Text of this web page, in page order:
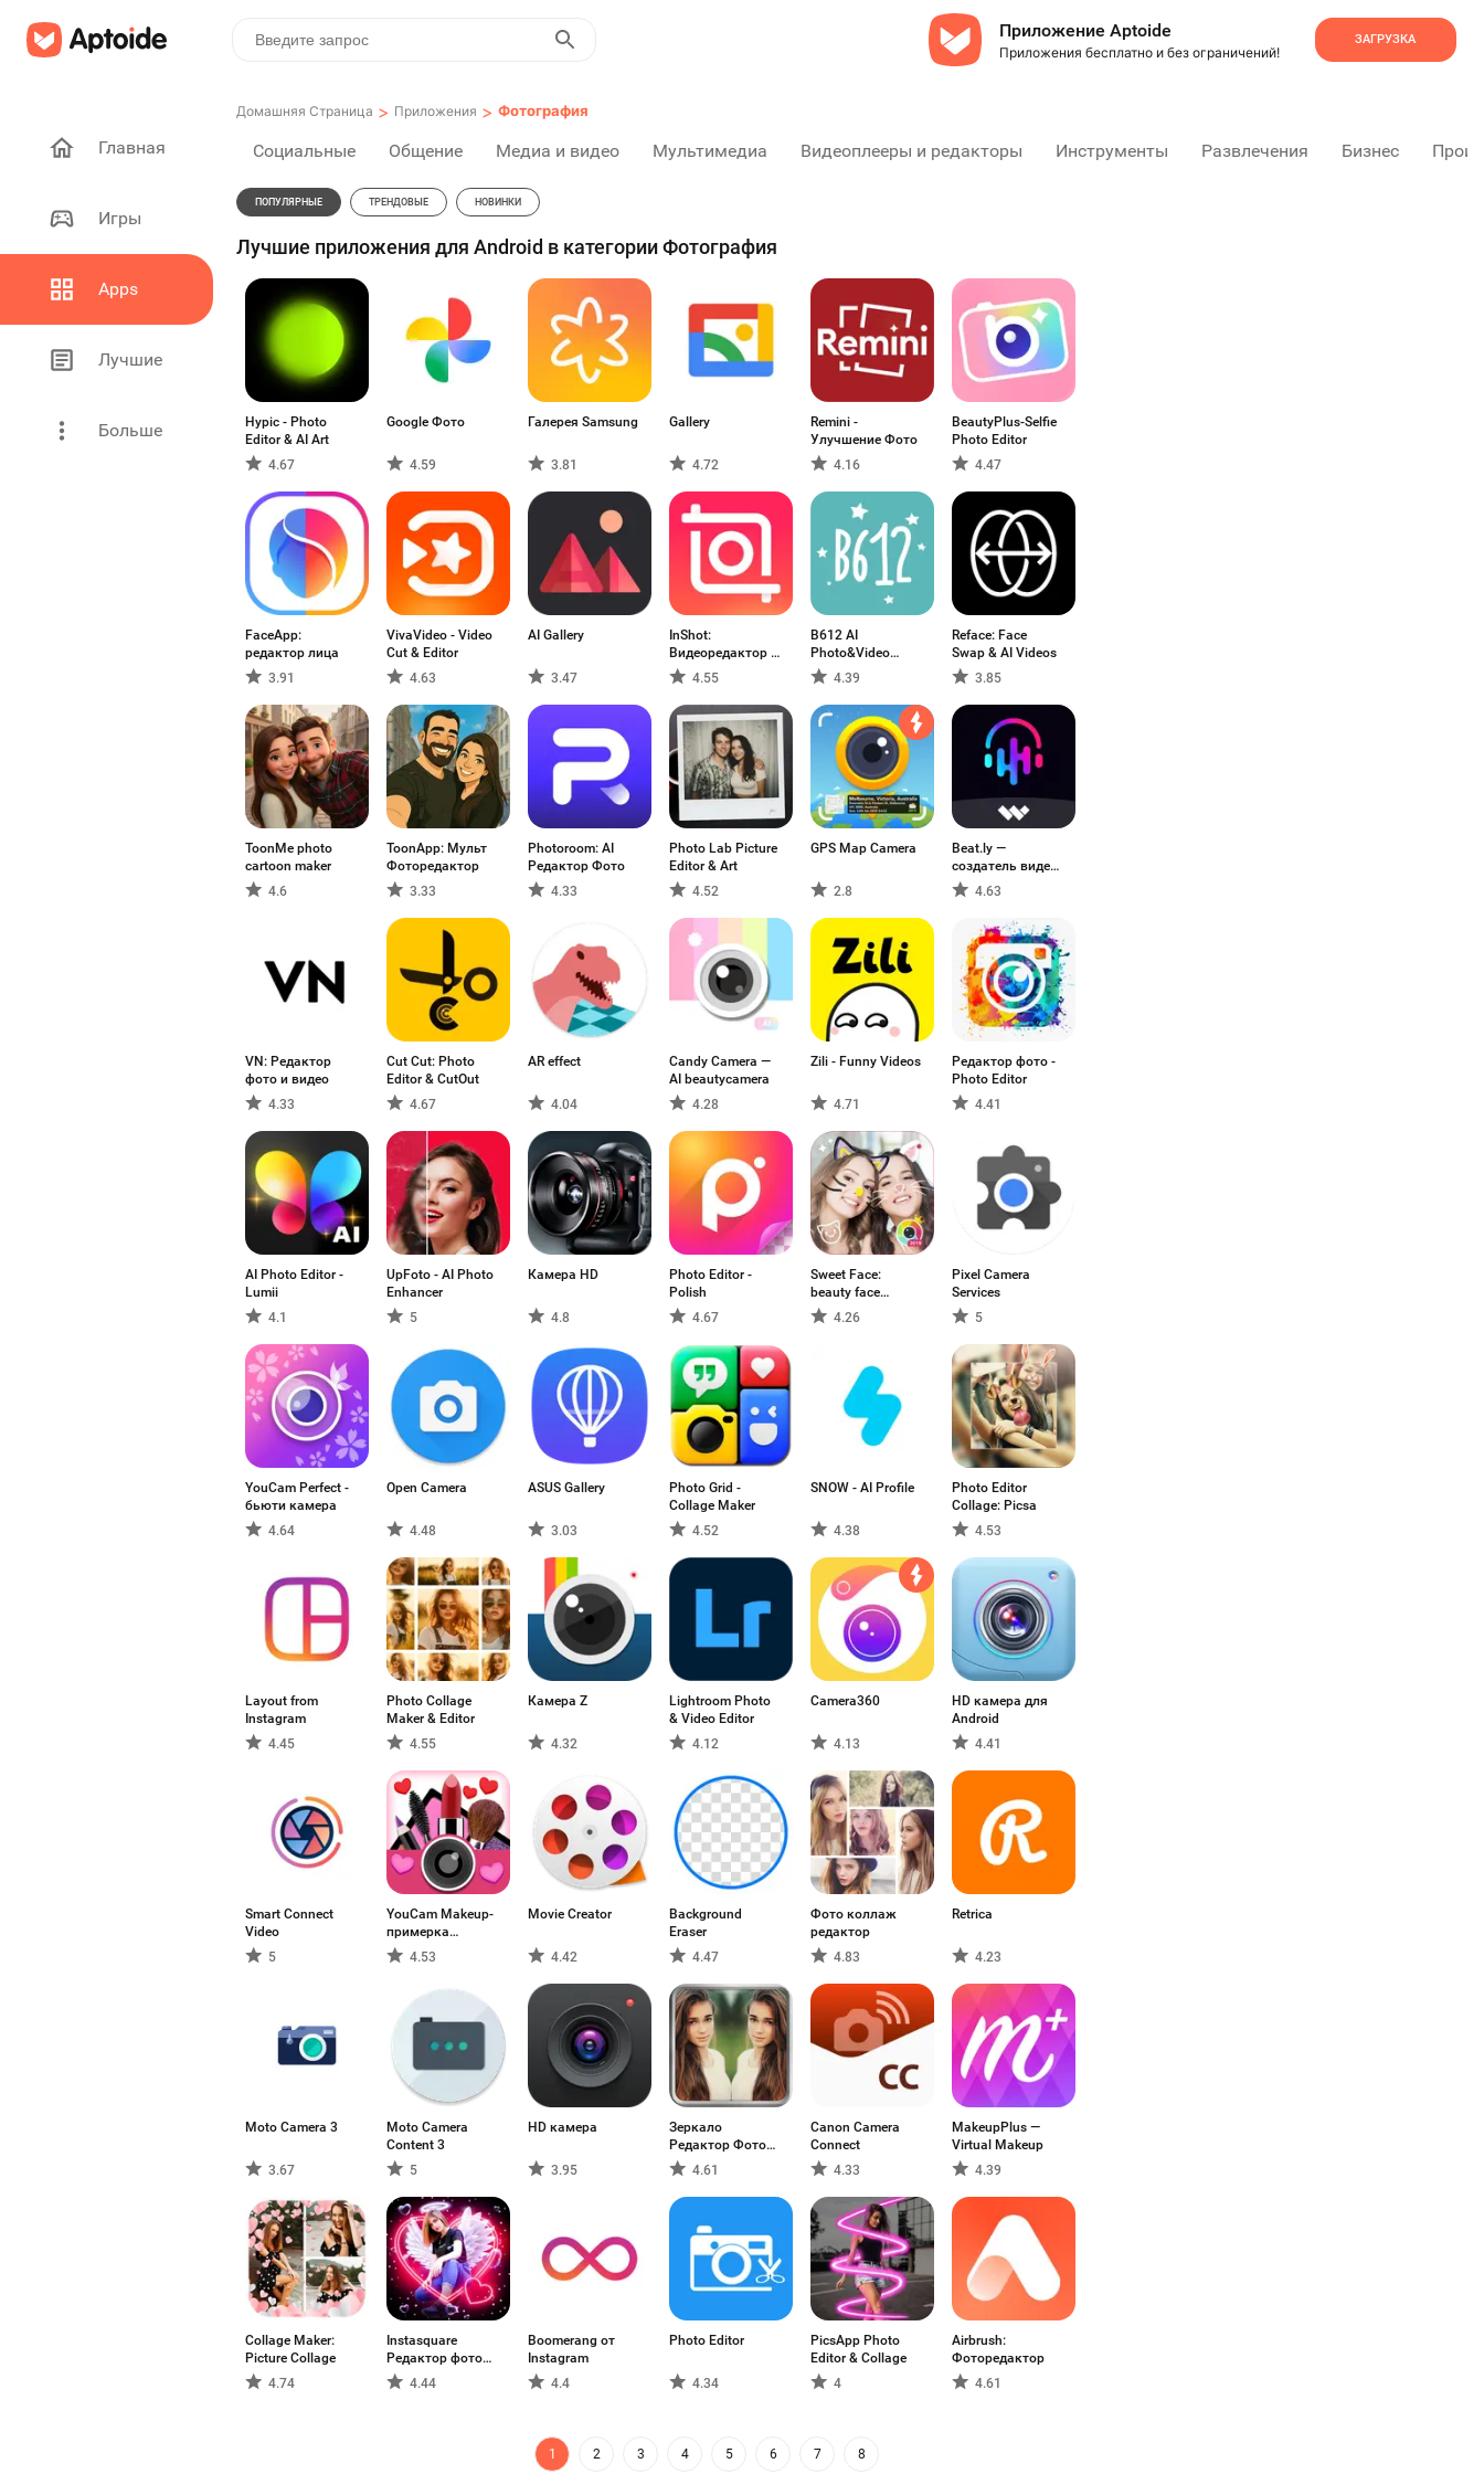
Приложение Aptoide
Приложения бесплатно и без ограничений!
ЗАГРУЗКА
Главная
Игры
Apps
Лучшие
Больше
Домашняя Страница > Приложения > Фотография
Социальные Общение Медиа и видео Мультимедиа Видеоплееры и редакторы Инструменты Развлечения Бизнес
ПОПУЛЯРНЫЕ ТРЕНДОВЫЕ НОВИНКИ
Лучшие приложения для Android в категории Фотография
Hypic - Photo
Editor & AI Art
4.67
Google Фото
4.59
Галерея Samsung
3.81
Gallery
4.72
Remini -
Улучшение Фото
4.16
BeautyPlus-Selfie
Photo Editor
4.47
FaceApp:
редактор лица
3.91
VivaVideo - Video
Cut & Editor
4.63
AI Gallery
3.47
InShot:
Видеоредактор и
фото4.55
B612 AI
Photo&Video
Editor4.39
Reface: Face
Swap & AI Videos
3.85
ToonMe photo
cartoon maker
4.6
ToonApp: Мульт
Фоторедактор
3.33
Photoroom: AI
Редактор Фото
4.33
Photo Lab Picture
Editor & Art
4.52
GPS Map Camera
2.8
Beat.ly —
создатель видео
с ИИ4.63
VN: Редактор
фото и видео
4.33
Cut Cut: Photo
Editor & CutOut
4.67
AR effect
4.04
Candy Camera —
AI beautycamera
4.28
Zili - Funny Videos
4.71
Редактор фото -
Photo Editor
4.41
AI Photo Editor -
Lumii
4.1
UpFoto - AI Photo
Enhancer
5
Камера HD
4.8
Photo Editor -
Polish
4.67
Sweet Face:
beauty face
camera
4.26
Pixel Camera
Services
5
YouCam Perfect -
бьюти камера
4.64
Open Camera
4.48
ASUS Gallery
3.03
Photo Grid -
Collage Maker
4.52
SNOW - AI Profile
4.38
Photo Editor
Collage: Picsa
4.53
Layout from
Instagram
4.45
Photo Collage
Maker & Editor
4.55
Камера Z
4.32
Lightroom Photo
& Video Editor
4.12
Camera360
4.13
HD камера для
Android
4.41
Smart Connect
Video
5
YouCam Makeup-
примерка
макияжа
4.53
Movie Creator
4.42
Background
Eraser
4.47
Фото коллаж
редактор
4.83
Retrica
4.23
Moto Camera 3
3.67
Moto Camera
Content 3
5
HD камера
3.95
Зеркало
Редактор Фото
Коллаж
4.61
Canon Camera
Connect
4.33
MakeupPlus —
Virtual Makeup
4.39
Collage Maker:
Picture Collage
4.74
Instasquare
Редактор фото
неон4.44
Boomerang от
Instagram
4.4
Photo Editor
4.34
PicsApp Photo
Editor & Collage
4
Airbrush:
Фоторедактор
4.61
1 2 3 4 5 6 7 8